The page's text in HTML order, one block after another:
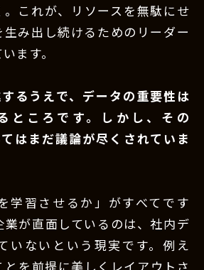
これが、リソースを無駄にせ
み出し続けるためのリーダー
ます。
るうえで、データの重要性は
ところです。しかし、その
てはまだ議論が尽くされていま
学習させるか」がすべてです
が直面しているのは、社内デ
いないという現実です。例え
を前提に美しくレイアウトさ